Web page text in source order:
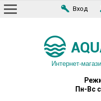
Вход
Интернет-
Пн-Вс